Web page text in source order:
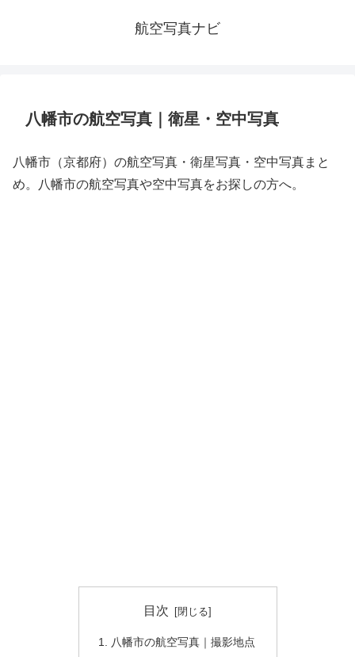
航空写真ナビ
八幡市の航空写真｜衛星・空中写真
八幡市（京都府）の航空写真・衛星写真・空中写真まと
め。八幡市の航空写真や空中写真をお探しの方へ。
目次
八幡市の航空写真｜撮影地点